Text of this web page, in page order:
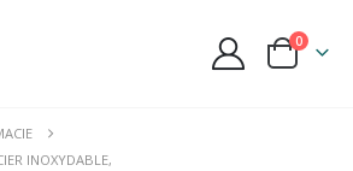
0
INOXYDABLE,